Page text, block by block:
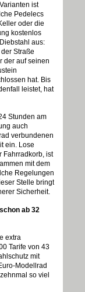
ist
Pedelecs
oder die
kostenlos
aus:
Straße
der auf seinen
hat. Bis
leistet, hat
Stunden am
auch
verbundenen
ein. Lose
Fahrradkorb, ist
mit dem
Regelungen
Stelle bringt
Sicherheit.
ab 32
extra
Tarife von 43
mit
Modellrad
so viel